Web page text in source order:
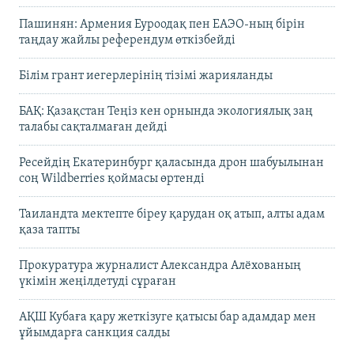
Пашинян: Армения Еуроодақ пен ЕАЭО-ның бірін
таңдау жайлы референдум өткізбейді
Білім грант иегерлерінің тізімі жарияланды
БАҚ: Қазақстан Теңіз кен орнында экологиялық заң
талабы сақталмаған дейді
Ресейдің Екатеринбург қаласында дрон шабуылынан
соң Wildberries қоймасы өртенді
Таиландта мектепте біреу қарудан оқ атып, алты адам
қаза тапты
Прокуратура журналист Александра Алёхованың
үкімін жеңілдетуді сұраған
АҚШ Кубаға қару жеткізуге қатысы бар адамдар мен
ұйымдарға санкция салды